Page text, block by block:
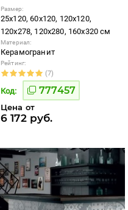
Размер:
25x120, 60x120, 120x120,
120x278, 120x280, 160x320 см
Материал:
Керамогранит
Рейтинг:
(7)
Код: 777457
Цена от
6 172 руб.